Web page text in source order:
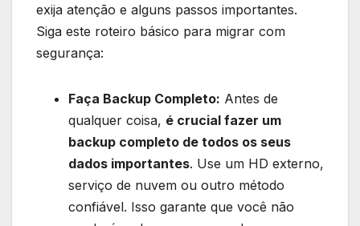
exija atenção e alguns passos importantes.
Siga este roteiro básico para migrar com
segurança:
Faça Backup Completo: Antes de
qualquer coisa, é crucial fazer um
backup completo de todos os seus
dados importantes. Use um HD externo,
serviço de nuvem ou outro método
confiável. Isso garante que você não